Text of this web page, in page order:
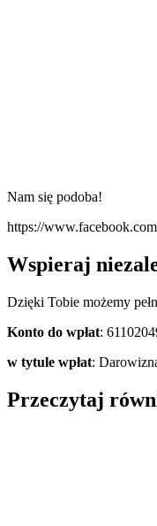
Nam się podoba!
https://
Wspieraj
Dzięki Tobie możemy
Konto do wpłat:
w tytule wpłat:
Przeczytaj